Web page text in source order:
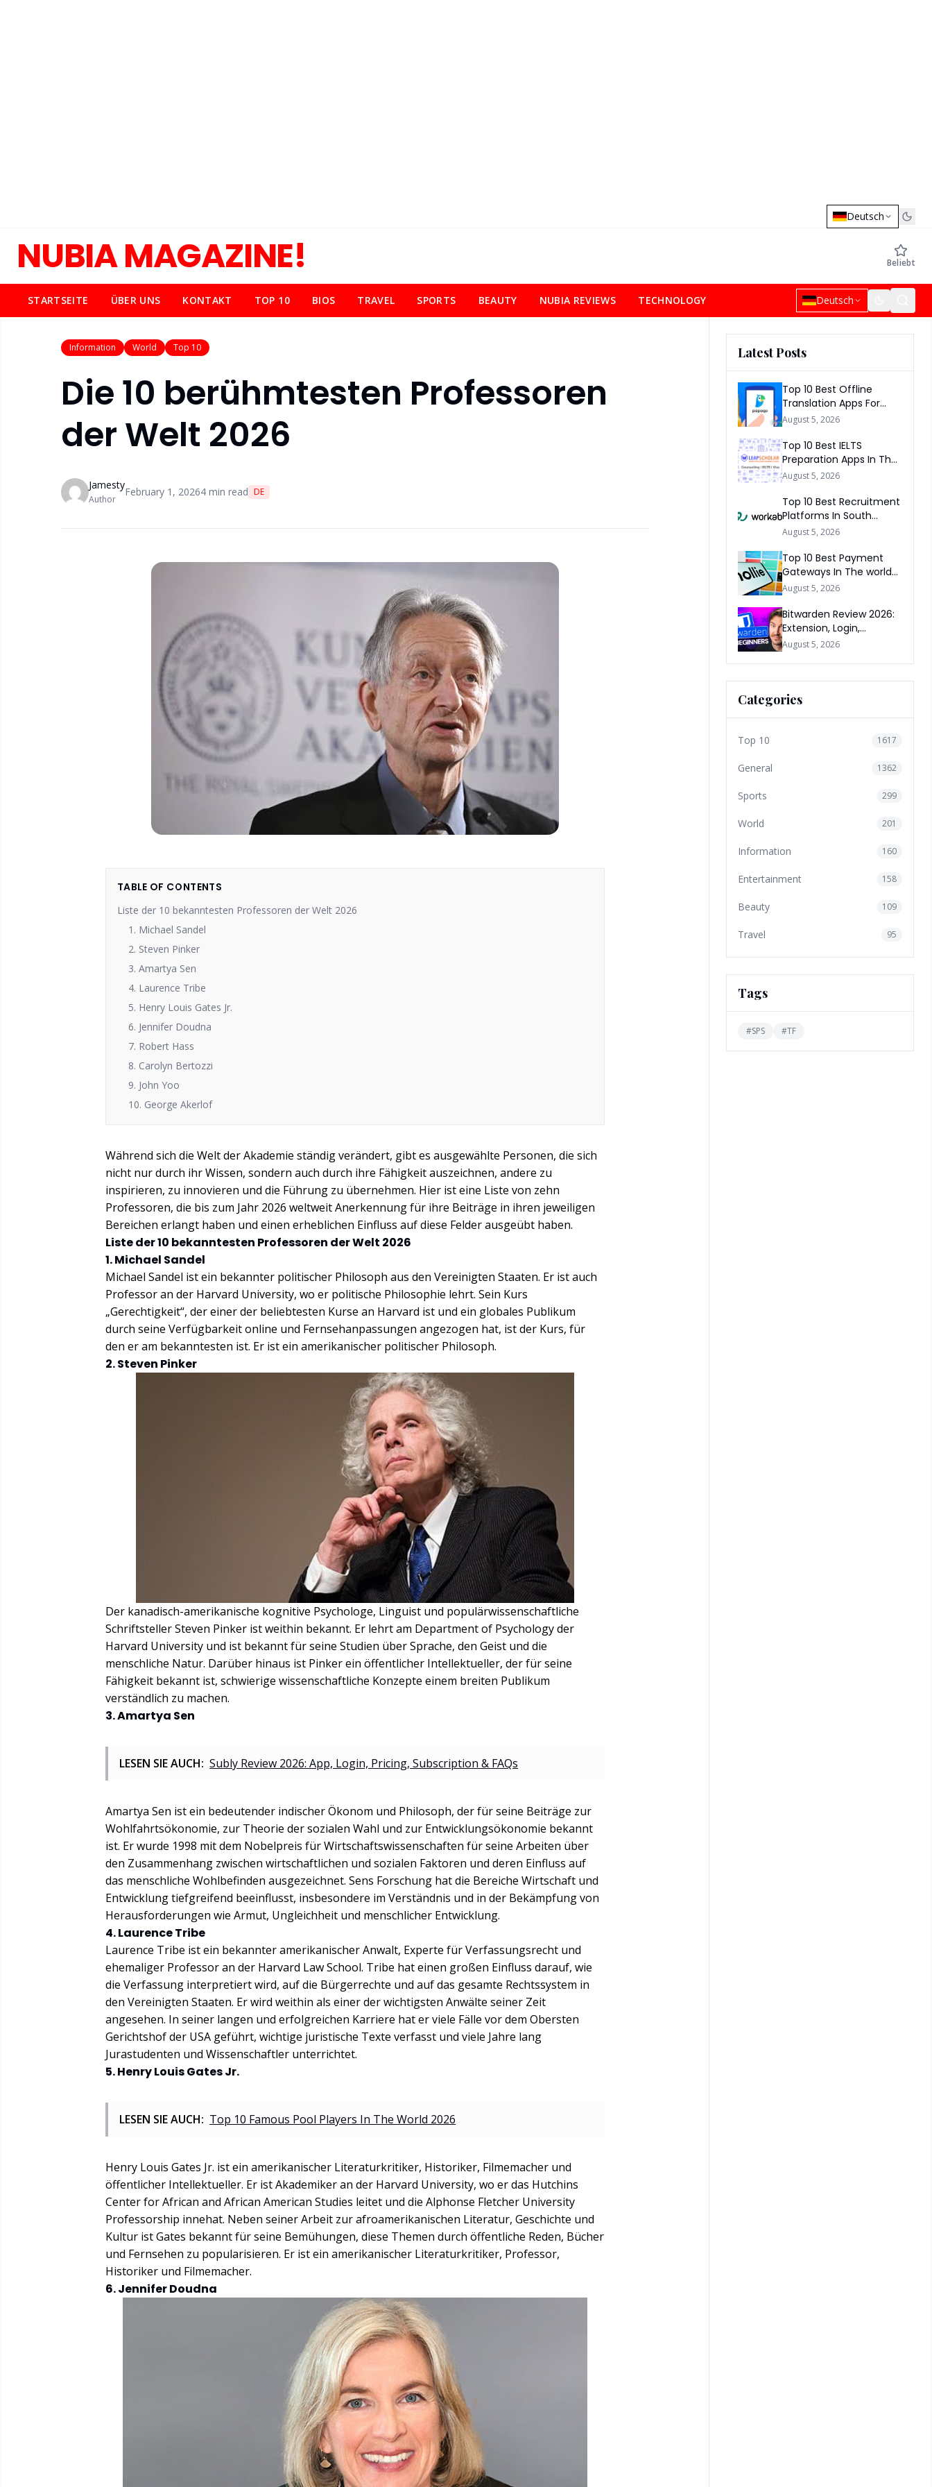
Deutsch
NUBIA MAGAZINE! Beliebt
STARTSEITE ÜBER UNS KONTAKT TOP 10 BIOS TRAVEL SPORTS BEAUTY NUBIA REVIEWS TECHNOLOGY Deutsch
Information World Top 10
Die 10 berühmtesten Professoren
der Welt 2026
Jamesty
Author
February 1, 20264 min read DE
TABLE OF CONTENTS
Liste der 10 bekanntesten Professoren der Welt 2026
1. Michael Sandel
2. Steven Pinker
3. Amartya Sen
4. Laurence Tribe
5. Henry Louis Gates Jr.
6. Jennifer Doudna
7. Robert Hass
8. Carolyn Bertozzi
9. John Yoo
10. George Akerlof
Während sich die Welt der Akademie ständig verändert, gibt es ausgewählte Personen, die sich
nicht nur durch ihr Wissen, sondern auch durch ihre Fähigkeit auszeichnen, andere zu
inspirieren, zu innovieren und die Führung zu übernehmen. Hier ist eine Liste von zehn
Professoren, die bis zum Jahr 2026 weltweit Anerkennung für ihre Beiträge in ihren jeweiligen
Bereichen erlangt haben und einen erheblichen Einfluss auf diese Felder ausgeübt haben.
Liste der 10 bekanntesten Professoren der Welt 2026
1. Michael Sandel
Michael Sandel ist ein bekannter politischer Philosoph aus den Vereinigten Staaten. Er ist auch
Professor an der Harvard University, wo er politische Philosophie lehrt. Sein Kurs
„Gerechtigkeit“, der einer der beliebtesten Kurse an Harvard ist und ein globales Publikum
durch seine Verfügbarkeit online und Fernsehanpassungen angezogen hat, ist der Kurs, für
den er am bekanntesten ist. Er ist ein amerikanischer politischer Philosoph.
2. Steven Pinker
Der kanadisch-amerikanische kognitive Psychologe, Linguist und populärwissenschaftliche
Schriftsteller Steven Pinker ist weithin bekannt. Er lehrt am Department of Psychology der
Harvard University und ist bekannt für seine Studien über Sprache, den Geist und die
menschliche Natur. Darüber hinaus ist Pinker ein öffentlicher Intellektueller, der für seine
Fähigkeit bekannt ist, schwierige wissenschaftliche Konzepte einem breiten Publikum
verständlich zu machen.
3. Amartya Sen
LESEN SIE AUCH: Subly Review 2026: App, Login, Pricing, Subscription & FAQs
Amartya Sen ist ein bedeutender indischer Ökonom und Philosoph, der für seine Beiträge zur
Wohlfahrtsökonomie, zur Theorie der sozialen Wahl und zur Entwicklungsökonomie bekannt
ist. Er wurde 1998 mit dem Nobelpreis für Wirtschaftswissenschaften für seine Arbeiten über
den Zusammenhang zwischen wirtschaftlichen und sozialen Faktoren und deren Einfluss auf
das menschliche Wohlbefinden ausgezeichnet. Sens Forschung hat die Bereiche Wirtschaft und
Entwicklung tiefgreifend beeinflusst, insbesondere im Verständnis und in der Bekämpfung von
Herausforderungen wie Armut, Ungleichheit und menschlicher Entwicklung.
4. Laurence Tribe
Laurence Tribe ist ein bekannter amerikanischer Anwalt, Experte für Verfassungsrecht und
ehemaliger Professor an der Harvard Law School. Tribe hat einen großen Einfluss darauf, wie
die Verfassung interpretiert wird, auf die Bürgerrechte und auf das gesamte Rechtssystem in
den Vereinigten Staaten. Er wird weithin als einer der wichtigsten Anwälte seiner Zeit
angesehen. In seiner langen und erfolgreichen Karriere hat er viele Fälle vor dem Obersten
Gerichtshof der USA geführt, wichtige juristische Texte verfasst und viele Jahre lang
Jurastudenten und Wissenschaftler unterrichtet.
5. Henry Louis Gates Jr.
LESEN SIE AUCH: Top 10 Famous Pool Players In The World 2026
Henry Louis Gates Jr. ist ein amerikanischer Literaturkritiker, Historiker, Filmemacher und
öffentlicher Intellektueller. Er ist Akademiker an der Harvard University, wo er das Hutchins
Center for African and African American Studies leitet und die Alphonse Fletcher University
Professorship innehat. Neben seiner Arbeit zur afroamerikanischen Literatur, Geschichte und
Kultur ist Gates bekannt für seine Bemühungen, diese Themen durch öffentliche Reden, Bücher
und Fernsehen zu popularisieren. Er ist ein amerikanischer Literaturkritiker, Professor,
Historiker und Filmemacher.
6. Jennifer Doudna
Latest Posts
Top 10 Best Offline
Translation Apps For
Travel In 2026
August 5, 2026
Top 10 Best IELTS
Preparation Apps In The
World 2026
August 5, 2026
Top 10 Best Recruitment
Platforms In South
Africa 2026
August 5, 2026
Top 10 Best Payment
Gateways In The world
2026
August 5, 2026
Bitwarden Review 2026:
Extension, Login,
Download, Free Plan, App
August 5, 2026
Categories
Top 10 1617
General 1362
Sports 299
World 201
Information 160
Entertainment 158
Beauty 109
Travel 95
Tags
#SPS #TF